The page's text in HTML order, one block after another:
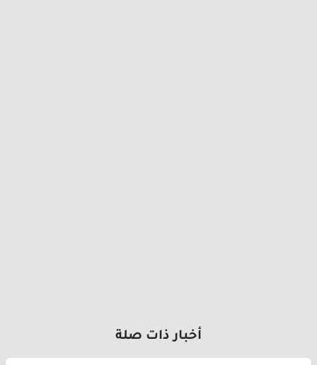
أخبار ذات صلة